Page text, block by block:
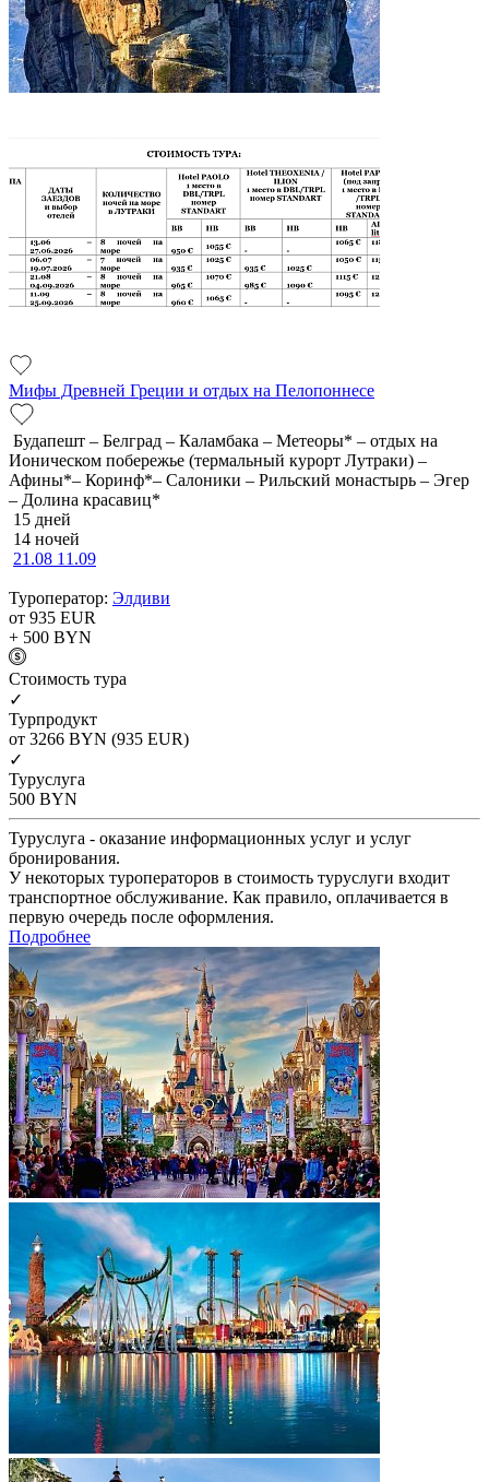
Мифы Древней Греции и отдых на Пелопоннесе
Будапешт – Белград – Каламбака – Метеоры* – отдых на
Ионическом побережье (термальный курорт Лутраки) –
Афины*– Коринф*– Салоники – Рильский монастырь – Эгер
– Долина красавиц*
15 дней
14 ночей
21.08 11.09
Туроператор: Элдиви
от 935 EUR
+ 500 BYN
Cтоимость тура
✓
Турпродукт
от 3266 BYN (935 EUR)
✓
Туруслуга
500 BYN
Туруслуга - оказание информационных услуг и услуг
бронирования.
У некоторых туроператоров в стоимость туруслуги входит
транспортное обслуживание. Как правило, оплачивается в
первую очередь после оформления.
Подробнее